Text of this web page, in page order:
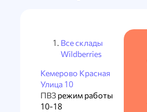
Все склады
Wildberries
Кемерово Красная
Улица 10
ПВЗ режим работы
10-18